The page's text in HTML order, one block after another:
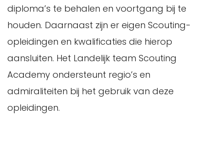
diploma’s te behalen en voortgang bij te
houden. Daarnaast zijn er eigen Scouting-
opleidingen en kwalificaties die hierop
aansluiten. Het Landelijk team Scouting
Academy ondersteunt regio’s en
admiraliteiten bij het gebruik van deze
opleidingen.